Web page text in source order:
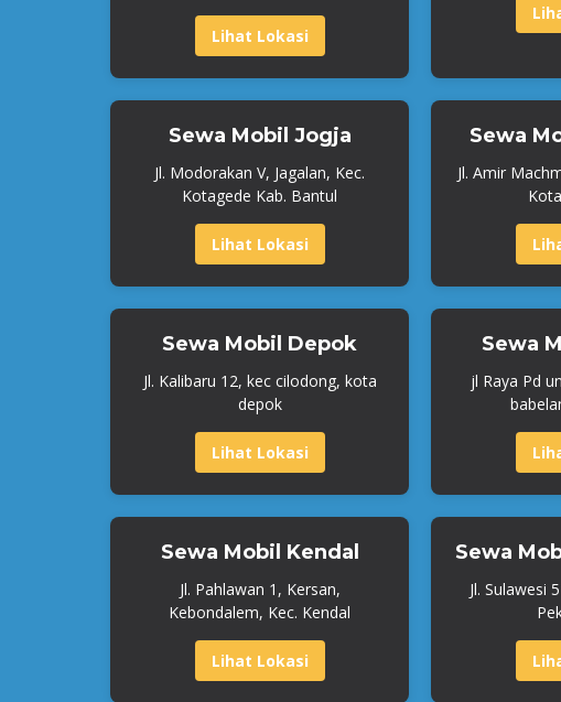
Lihat Lokasi
Sewa Mobil Jogja
Jl. Modorakan V, Jagalan, Kec.
Kotagede Kab. Bantul
Lihat Lokasi
Sewa
Jl. Amir
Sewa Mobil Depok
Jl. Kalibaru 12, kec cilodong, kota
depok
Lihat Lokasi
Sewa
jl Raya Pd
Sewa Mobil Kendal
Jl. Pahlawan 1, Kersan,
Kebondalem, Kec. Kendal
Lihat Lokasi
Sewa
Jl. Sulawesi